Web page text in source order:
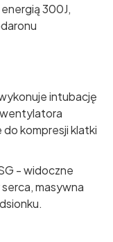
300J,
intubację
kompresji klatki
- widoczne
masywna